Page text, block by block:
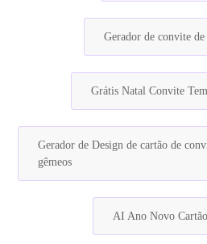
Gerador de convite
Grátis Natal Convite
Gerador de Design de cartão de
gêmeos
AI Ano Novo